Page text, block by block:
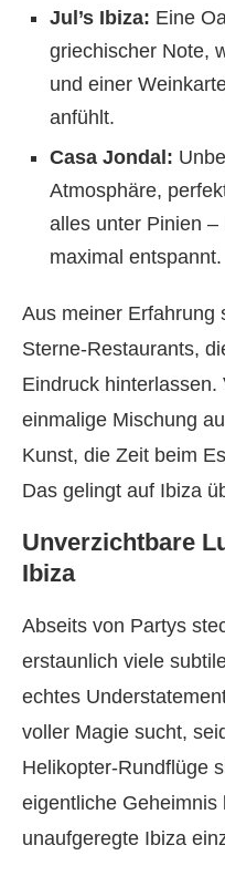
Jul’s Ibiza: Eine
griechischer Note,
und einer
anfühlt.
Casa Jondal:
Atmosphäre,
alles unter Pinien
maximal entspannt.
Aus meiner Erfahrung
Sterne-Restaurants,
Eindruck
einmalige Mischung
Kunst, die Zeit beim
Das gelingt auf Ibiza
Unverzichtbare
Ibiza
Abseits von Partys
erstaunlich viele
echtes
voller Magie sucht,
Helikopter-Rundflüge
eigentliche
unaufgeregte Ibiza